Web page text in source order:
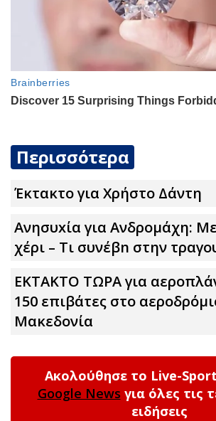
Περισσότερα
Έκτακτο για Χρήστο Δάντη
Ανησυxία για Ανδρομάχη:
χέρι – Τι συνέβn στην
ΕΚΤΑΚΤΟ ΤΩΡΑ για
150 επιβάτες στο
Μακεδονία
Ακολούθησε το Live-
Google News για όλες τις
ειδήσεις